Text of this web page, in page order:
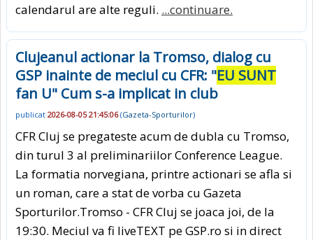
calendarul are alte reguli. ...continuare.
Clujeanul actionar la Tromso, dialog cu
GSP inainte de meciul cu CFR: "EU SUNT
fan U" Cum s-a implicat in club
publicat 2026-08-05 21:45:06(Gazeta-Sporturilor)
CFR Cluj se pregateste acum de dubla cu Tromso,
din turul 3 al preliminariilor Conference League.
La formatia norvegiana, printre actionari se afla si
un roman, care a stat de vorba cu Gazeta
Sporturilor.Tromso - CFR Cluj se joaca joi, de la
19:30. Meciul va fi liveTEXT pe GSP.ro si in direct